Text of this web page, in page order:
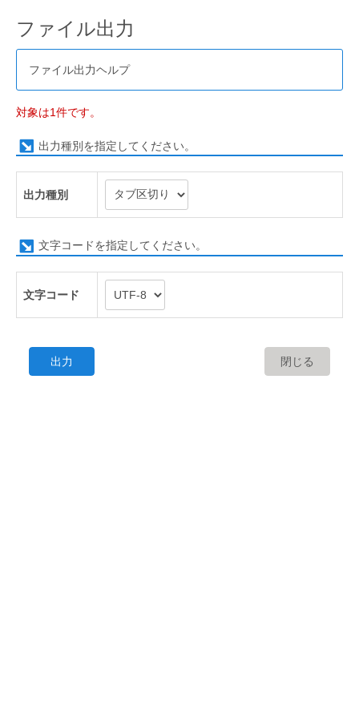
ファイル出力
ファイル出力ヘルプ
対象は1件です。
出力種別を指定してください。
出力種別
文字コードを指定してください。
文字コード